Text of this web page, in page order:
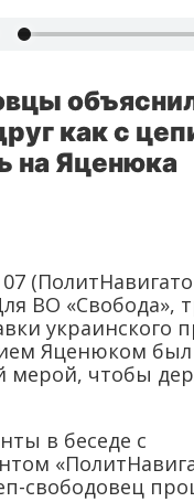
как с
на Яценюка
ВО «Свобода»,
украинского
Яценюком был
мерой, чтобы
в беседе с
свободовец